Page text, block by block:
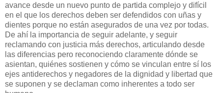
avance desde un nuevo punto de partida complejo y difícil
en el que los derechos deben ser defendidos con uñas y
dientes porque no están asegurados de una vez por todas.
De ahí la importancia de seguir adelante, y seguir
reclamando con justicia más derechos, articulando desde
las diferencias pero reconociendo claramente dónde se
asientan, quiénes sostienen y cómo se vinculan entre sí los
ejes antiderechos y negadores de la dignidad y libertad que
se suponen y se declaman como inherentes a todo ser